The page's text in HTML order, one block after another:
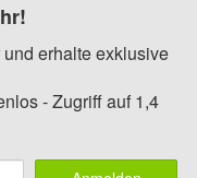
erhalte exklusive
- Zugriff auf 1,4